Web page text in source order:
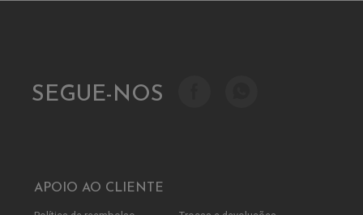
SEGUE-NOS
APOIO AO CLIENTE